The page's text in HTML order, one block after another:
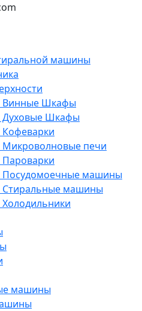
машины
Винные Шкафы
Духовые Шкафы
Микроволновые печи
Посудомоечные машины
Стиральные машины
машины